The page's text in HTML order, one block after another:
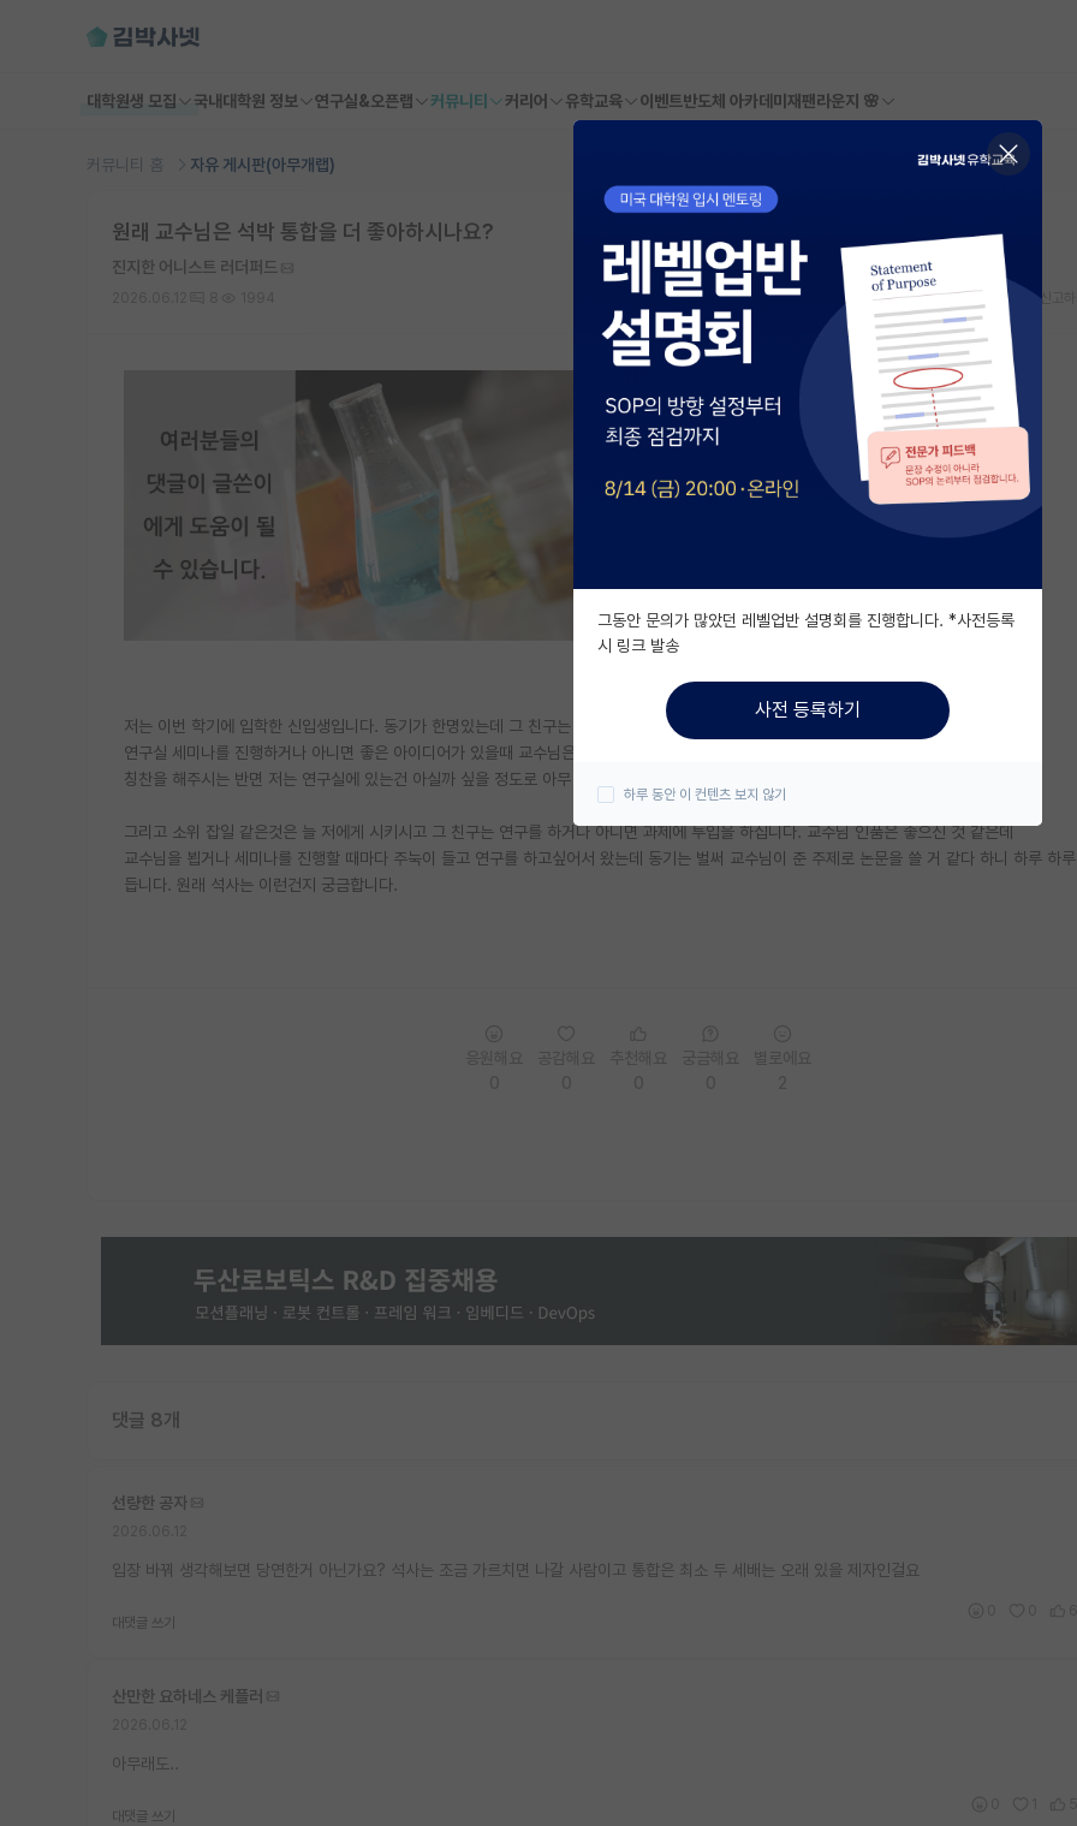
대학원생 모집 국내대학원 정보 연구실&오픈랩 커뮤니티 커리어 유학교육 이벤트반도체 아카데미 재팬라운지 🌸
커뮤니티 홈 자유 게시판(아무개랩)
원래 교수님은 석박 통합을 더 좋아하시나요?
진지한 어니스트 러더퍼드
스크랩 신고
저는 이번 학기에 입학한 신입생입니다. 동기가 한명있는데 그 친구는 석박 통합입니다.
연구실 세미나를 진행하거나 아니면 좋은 아이디어가 있을때 교수님은 석박통합인 친구를 언급하시고 먼저 찾으시면서
칭찬을 해주시는 반면 저는 연구실에 있는건 아실까 싶을 정도로 아무 언급이 없으십니다.
그리고 소위 잡일 같은것은 늘 저에게 시키시고 그 친구는 연구를 하거나 아니면 과제에 투입을 하십니다. 교수님 인품은 좋으신 것 같은데
교수님을 뵙거나 세미나를 진행할 때마다 주눅이 들고 연구를 하고싶어서 왔는데 동기는 벌써 교수님이 준 주제로 논문을 쓸 거 같다 하니 하루 하
듭니다. 원래 석사는 이런건지 궁금합니다.
댓글 8개
선량한 공자
입장 바꿔 생각해보면 당연한거 아닌가요? 석사는 조금 가르치면 나갈 사람이고 통합은 최소 두 세배는 오래 있을 제자인걸요
대댓글 쓰기
산만한 요하네스 케플러
아무래도..
대댓글 쓰기
그동안 문의가 많았던 레벨업반 설명회를 진행합니다. *사전등록
시 링크 발송
사전 등록하기
하루 동안 이 컨텐츠 보지 않기